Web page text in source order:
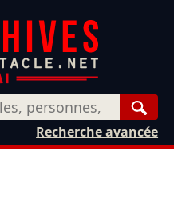
Recherche avancée